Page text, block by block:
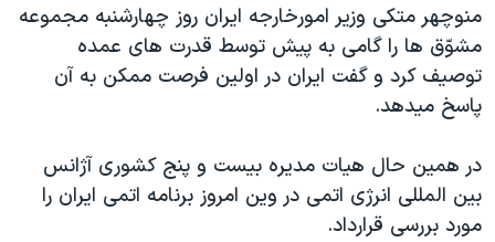
سفر پرزیدنت ترامپ به چین
منوچهر متکی وزير امورخارجه ايران روز چهارشنبه مجموعه
مشوّق ها را گامی به پيش توسط قدرت های عمده
توصيف کرد و گفت ايران در اولين فرصت ممکن به آن
پاسخ ميدهد.
در همين حال هيات مديره بيست و پنج کشوری آژانس
بين المللی انرژی اتمی در وين امروز برنامه اتمی ايران را
مورد بررسی قرارداد.